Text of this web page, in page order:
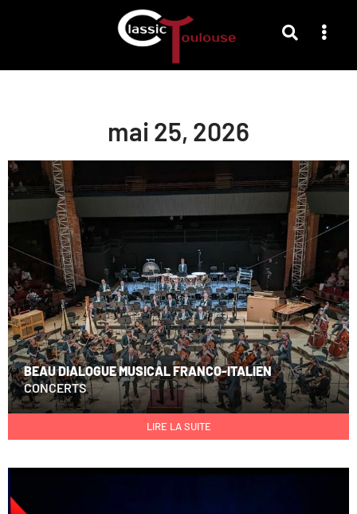
mai 25, 2026
BEAU DIALOGUE MUSICAL FRANCO-ITALIEN
CONCERTS
LIRE LA SUITE